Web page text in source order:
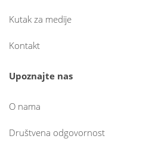
Kutak za medije
Kontakt
Upoznajte nas
O nama
Društvena odgovornost